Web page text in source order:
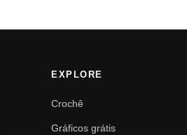
EXPLORE
Crochê
Gráficos grátis